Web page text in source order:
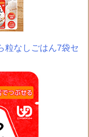
粒なしごはん7袋セ